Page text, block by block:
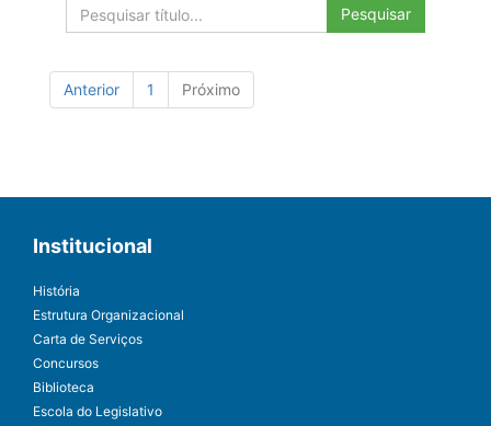
Pesquisar
Anterior 1 Próximo
Institucional
História
Estrutura Organizacional
Carta de Serviços
Concursos
Biblioteca
Escola do Legislativo